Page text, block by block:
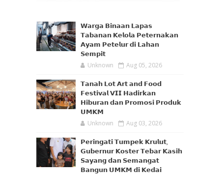
𝗪𝗮𝗿𝗴𝗮 𝗕𝗶𝗻𝗮𝗮𝗻 𝗟𝗮𝗽𝗮𝘀
𝗧𝗮𝗯𝗮𝗻𝗮𝗻 𝗞𝗲𝗹𝗼𝗹𝗮 𝗣𝗲𝘁𝗲𝗿𝗻𝗮𝗸𝗮𝗻
𝗔𝘆𝗮𝗺 𝗣𝗲𝘁𝗲𝗹𝘂𝗿 𝗱𝗶 𝗟𝗮𝗵𝗮𝗻
𝗦𝗲𝗺𝗽𝗶𝘁
Unknown Aug 05, 2026
𝗧𝗮𝗻𝗮𝗵 𝗟𝗼𝘁 𝗔𝗿𝘁 𝗮𝗻𝗱 𝗙𝗼𝗼𝗱
𝗙𝗲𝘀𝘁𝗶𝘃𝗮𝗹 𝗩𝗜𝗜 𝗛𝗮𝗱𝗶𝗿𝗸𝗮𝗻
𝗛𝗶𝗯𝘂𝗿𝗮𝗻 𝗱𝗮𝗻 𝗣𝗿𝗼𝗺𝗼𝘀𝗶 𝗣𝗿𝗼𝗱𝘂𝗸
𝗨𝗠𝗞𝗠
Unknown Aug 03, 2026
𝗣𝗲𝗿𝗶𝗻𝗴𝗮𝘁𝗶 𝗧𝘂𝗺𝗽𝗲𝗸 𝗞𝗿𝘂𝗹𝘂𝘁,
𝗚𝘂𝗯𝗲𝗿𝗻𝘂𝗿 𝗞𝗼𝘀𝘁𝗲𝗿 𝗧𝗲𝗯𝗮𝗿 𝗞𝗮𝘀𝗶𝗵
𝗦𝗮𝘆𝗮𝗻𝗴 𝗱𝗮𝗻 𝗦𝗲𝗺𝗮𝗻𝗴𝗮𝘁
𝗕𝗮𝗻𝗴𝘂𝗻 𝗨𝗠𝗞𝗠 𝗱𝗶 𝗞𝗲𝗱𝗮𝗶